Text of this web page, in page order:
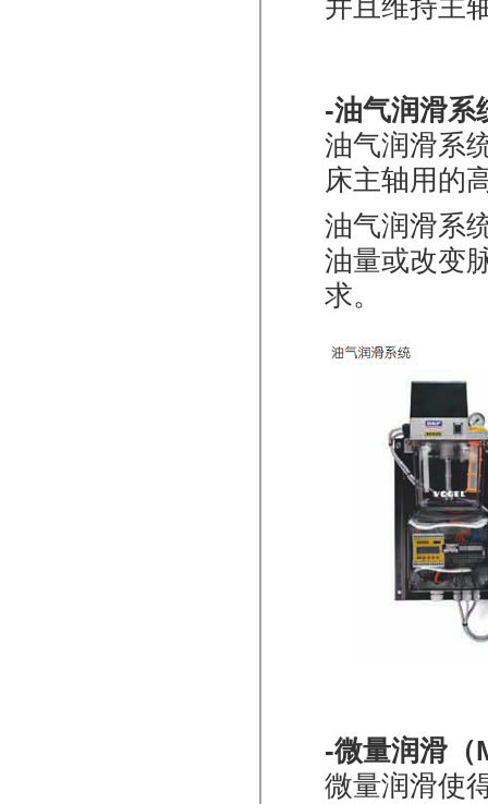
并且维持主
-油气润滑系
油气润滑系
床主轴用的
油气润滑系
油量或改变
求。
-微量润滑（
微量润滑使